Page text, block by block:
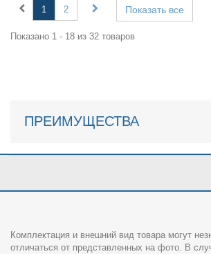
Показать все
1 2
Показано 1 - 18 из 32 товаров
ПРЕИМУЩЕСТВА
Комплектация и внешний вид товара могут
отличаться от представленных на фото. В